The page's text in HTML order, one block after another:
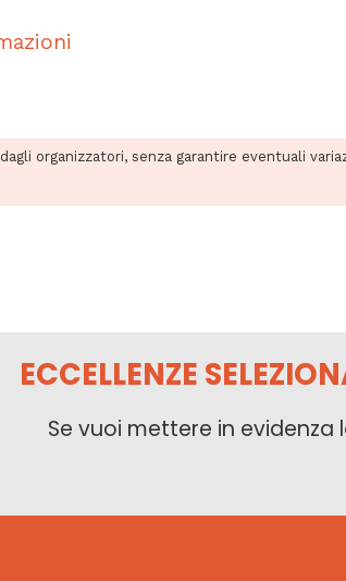
organizzatori, senza garantire eventuali
ECCELLENZE
Se vuoi mettere in evidenza